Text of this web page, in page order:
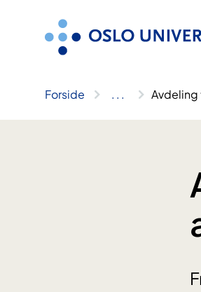
Forside .. . Avdeling